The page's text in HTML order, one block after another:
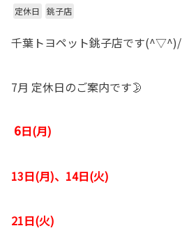
定休日 銚子店
千葉トヨペット銚子店です(^▽^)/
7月 定休日のご案内です🌛
6日(月)
13日(月)、14日(火)
21日(火)